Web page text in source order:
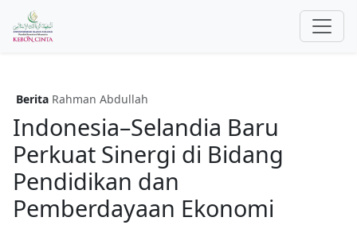
Berita Rahman Abdullah
Indonesia–Selandia Baru
Perkuat Sinergi di Bidang
Pendidikan dan
Pemberdayaan Ekonomi